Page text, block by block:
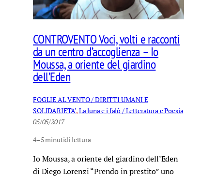
CONTROVENTO Voci, volti e racconti
da un centro d’accoglienza – Io
Moussa, a oriente del giardino
dell’Eden
FOGLIE AL VENTO / DIRITTI UMANI E
SOLIDARIETA’, La luna e i falò / Letteratura e Poesia
05/05/2017
4–5 minutidi lettura
Io Moussa, a oriente del giardino dell’Eden
di Diego Lorenzi “Prendo in prestito” uno